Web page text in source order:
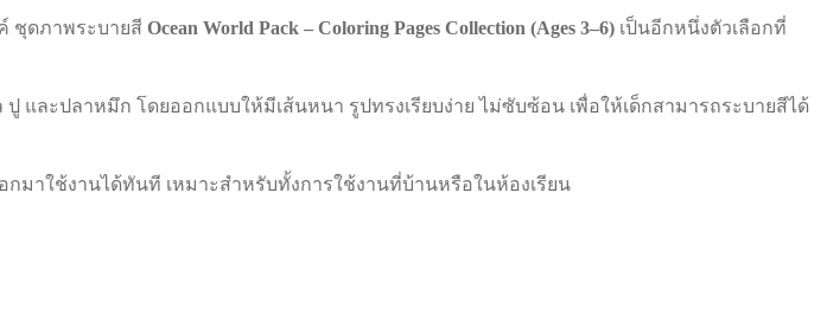
ชุดภาพระบายสี Ocean World Pack – Coloring Pages Collection (Ages 3–6) เป็นอีกหนึ่งตัวเลือกที่
ปู และปลาหมึก โดยออกแบบให้มีเส้นหนา รูปทรงเรียบง่าย ไม่ซับซ้อน เพื่อให้เด็กสามารถระบายสีได้
มาใช้งานได้ทันที เหมาะสำหรับทั้งการใช้งานที่บ้านหรือในห้องเรียน